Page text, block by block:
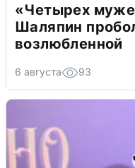
«Четырех
Шаляпин
возлюбленной
6 августа 93